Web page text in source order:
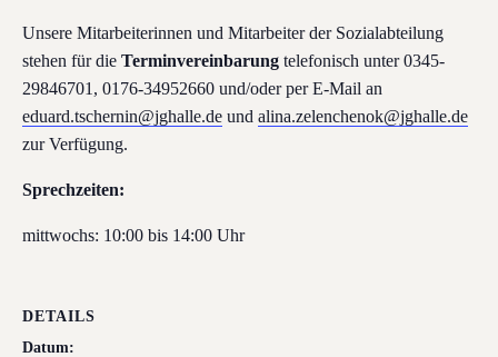
Unsere Mitarbeiterinnen und Mitarbeiter der Sozialabteilung
stehen für die Terminvereinbarung telefonisch unter 0345-
29846701, 0176-34952660 und/oder per E-Mail an
eduard.tschernin@jghalle.de und alina.zelenchenok@jghalle.de
zur Verfügung.
Sprechzeiten:
mittwochs: 10:00 bis 14:00 Uhr
DETAILS
Datum: